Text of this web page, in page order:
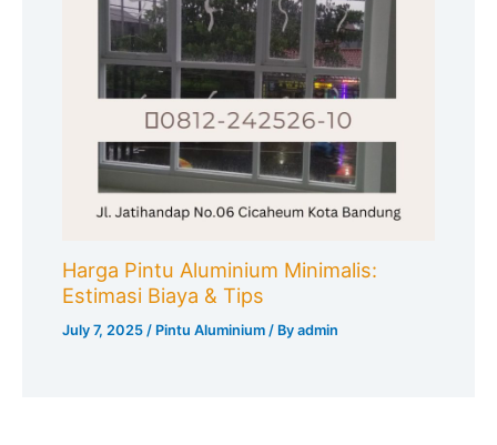
Harga Pintu Aluminium Minimalis:
Estimasi Biaya & Tips
July 7, 2025 / Pintu Aluminium / Byadmin